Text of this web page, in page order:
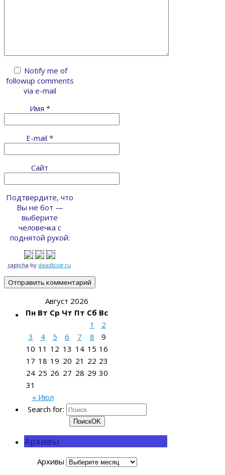
Notify me of
followup comments
via e-mail
Имя *
E-mail *
Сайт
Подтвердите, что
Вы не бот —
выберите
человечка с
поднятой рукой:
captcha by deadblog.ru
Август 2026
Пн Вт Ср Чт Пт Сб Вс
« Июл
1
2
3
4 5 6 7 8
9
10 11 12 13 14 15 16
17 18 19 20 21 22 23
24 25 26 27 28 29 30
31
Search for:
ПоискOK
Архивы
Архивы